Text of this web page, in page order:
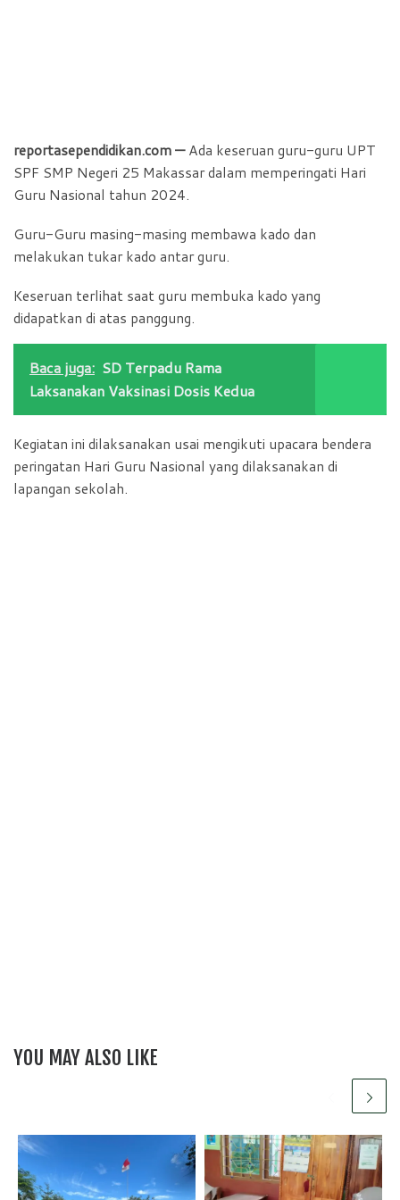
reportasependidikan.com —Ada keseruan guru-guru UPT
SPF SMP Negeri 25 Makassar dalam memperingati Hari
Guru Nasional tahun 2024.
Guru-Guru masing-masing membawa kado dan
melakukan tukar kado antar guru.
Keseruan terlihat saat guru membuka kado yang
didapatkan di atas panggung.
Baca juga: SD Terpadu Rama
Laksanakan Vaksinasi Dosis Kedua
Kegiatan ini dilaksanakan usai mengikuti upacara bendera
peringatan Hari Guru Nasional yang dilaksanakan di
lapangan sekolah.
YOU MAY ALSO LIKE